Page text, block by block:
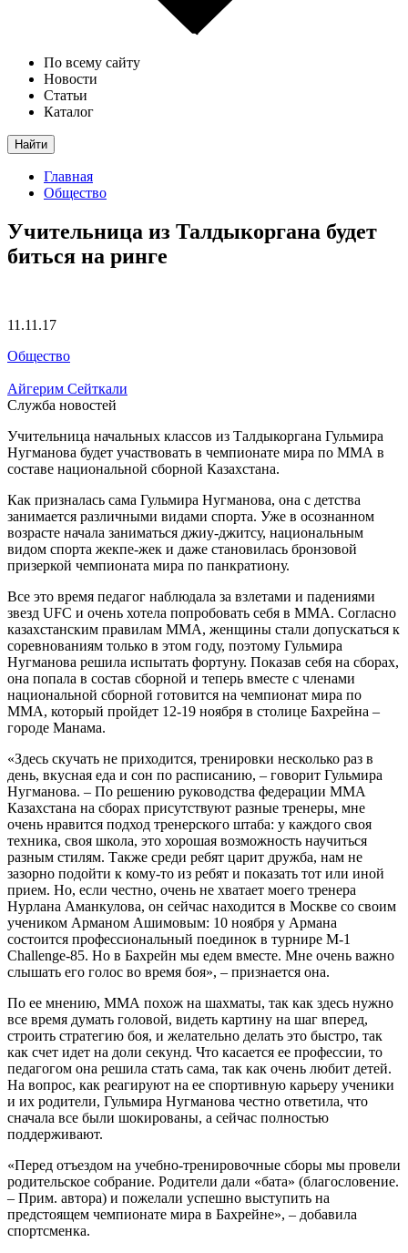
По всему сайту
Новости
Статьи
Каталог
Найти
Главная
Общество
Учительница из Талдыкоргана будет
биться на ринге
11.11.17
Общество
Айгерим Сейткали
Служба новостей
Учительница начальных классов из Талдыкоргана Гульмира
Нугманова будет участвовать в чемпионате мира по ММА в
составе национальной сборной Казахстана.
Как призналась сама Гульмира Нугманова, она с детства
занимается различными видами спорта. Уже в осознанном
возрасте начала заниматься джиу-джитсу, национальным
видом спорта жекпе-жек и даже становилась бронзовой
призеркой чемпионата мира по панкратиону.
Все это время педагог наблюдала за взлетами и падениями
звезд UFC и очень хотела попробовать себя в ММА. Согласно
казахстанским правилам ММА, женщины стали допускаться к
соревнованиям только в этом году, поэтому Гульмира
Нугманова решила испытать фортуну. Показав себя на сборах,
она попала в состав сборной и теперь вместе с членами
национальной сборной готовится на чемпионат мира по
ММА, который пройдет 12-19 ноября в столице Бахрейна –
городе Манама.
«Здесь скучать не приходится, тренировки несколько раз в
день, вкусная еда и сон по расписанию, – говорит Гульмира
Нугманова. – По решению руководства федерации ММА
Казахстана на сборах присутствуют разные тренеры, мне
очень нравится подход тренерского штаба: у каждого своя
техника, своя школа, это хорошая возможность научиться
разным стилям. Также среди ребят царит дружба, нам не
зазорно подойти к кому-то из ребят и показать тот или иной
прием. Но, если честно, очень не хватает моего тренера
Нурлана Аманкулова, он сейчас находится в Москве со своим
учеником Арманом Ашимовым: 10 ноября у Армана
состоится профессиональный поединок в турнире M-1
Challenge-85. Но в Бахрейн мы едем вместе. Мне очень важно
слышать его голос во время боя», – признается она.
По ее мнению, ММА похож на шахматы, так как здесь нужно
все время думать головой, видеть картину на шаг вперед,
строить стратегию боя, и желательно делать это быстро, так
как счет идет на доли секунд. Что касается ее профессии, то
педагогом она решила стать сама, так как очень любит детей.
На вопрос, как реагируют на ее спортивную карьеру ученики
и их родители, Гульмира Нугманова честно ответила, что
сначала все были шокированы, а сейчас полностью
поддерживают.
«Перед отъездом на учебно-тренировочные сборы мы провели
родительское собрание. Родители дали «бата» (благословение.
– Прим. автора) и пожелали успешно выступить на
предстоящем чемпионате мира в Бахрейне», – добавила
спортсменка.